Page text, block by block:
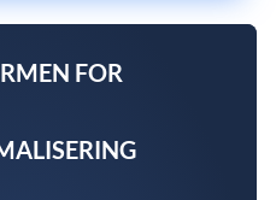
FOR